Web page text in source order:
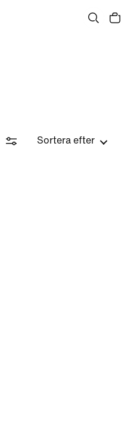
Sortera efter